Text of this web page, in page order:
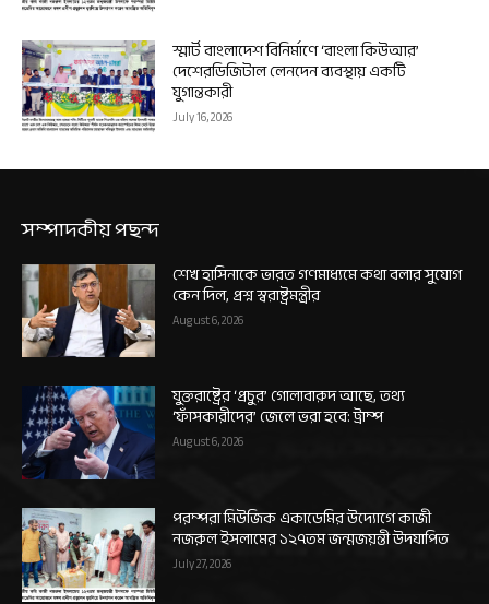
স্মার্ট বাংলাদেশ বিনির্মাণে ‘বাংলা কিউআর’
দেশেরডিজিটাল লেনদেন ব্যবস্থায় একটি
যুগান্তকারী
July 16, 2026
সম্পাদকীয় পছন্দ
শেখ হাসিনাকে ভারত গণমাধ্যমে কথা বলার সুযোগ
কেন দিল, প্রশ্ন স্বরাষ্ট্রমন্ত্রীর
August 6, 2026
যুক্তরাষ্ট্রের ‘প্রচুর’ গোলাবারুদ আছে, তথ্য
‘ফাঁসকারীদের’ জেলে ভরা হবে: ট্রাম্প
August 6, 2026
পরম্পরা মিউজিক একাডেমির উদ্যোগে কাজী
নজরুল ইসলামের ১২৭তম জন্মজয়ন্তী উদযাপিত
July 27, 2026